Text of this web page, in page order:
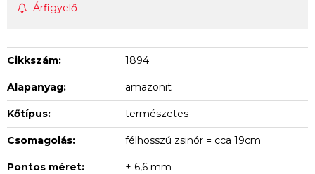
Árfigyelő
Cikkszám: 1894
Alapanyag: amazonit
Kőtípus: természetes
Csomagolás: félhosszú zsinór = cca 19cm
Pontos méret: ± 6,6 mm